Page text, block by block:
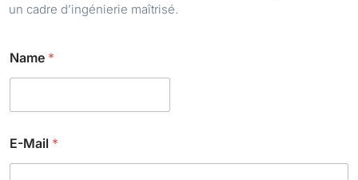
un cadre d’ingénierie maîtrisé.
Name *
E-Mail *